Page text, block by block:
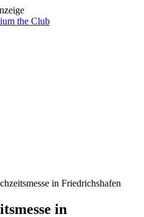
in Friedrichshafen
in